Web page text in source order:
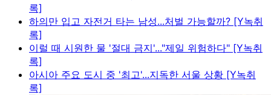
록]
하의만 입고 자전거 타는 남성...처벌 가능할까? [Y녹취
록]
이럴 때 시원한 물 '절대 금지'..."제일 위험하다" [Y녹취
록]
아시아 주요 도시 중 '최고'...지독한 서울 상황 [Y녹취
록]